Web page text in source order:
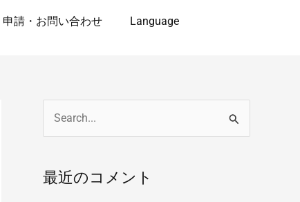
申請・お問い合わせ Language
象
最近のコメント